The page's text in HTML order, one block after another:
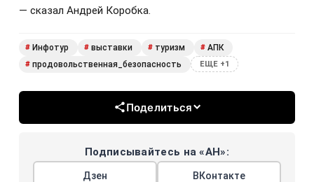
— сказал Андрей Коробка.
# Инфотур # выставки # туризм # АПК
# продовольственная_безопасность ЕЩЕ +1
Поделиться
Подписывайтесь на «АН»:
Дзен ВКонтакте